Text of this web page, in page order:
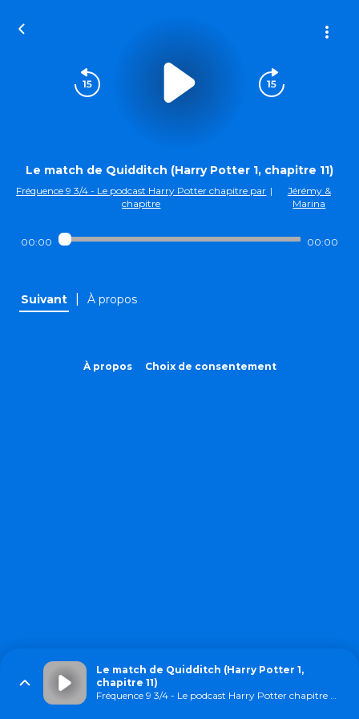
Le match de Quidditch (Harry Potter 1, chapitre 11)
Fréquence 9 3/4 - Le podcast Harry Potter chapitre par
chapitre
|
Jérémy &
Marina
00:00 00:00
Suivant À propos
À propos Choix de consentement
Le match de Quidditch (Harry Potter 1,
chapitre 11)
Fréquence 9 3/4 - Le podcast Harry Potter chapitre par chapitre